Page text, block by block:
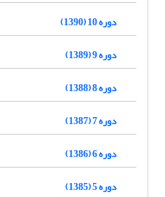
دوره 10 (1390)
دوره 9 (1389)
دوره 8 (1388)
دوره 7 (1387)
دوره 6 (1386)
دوره 5 (1385)